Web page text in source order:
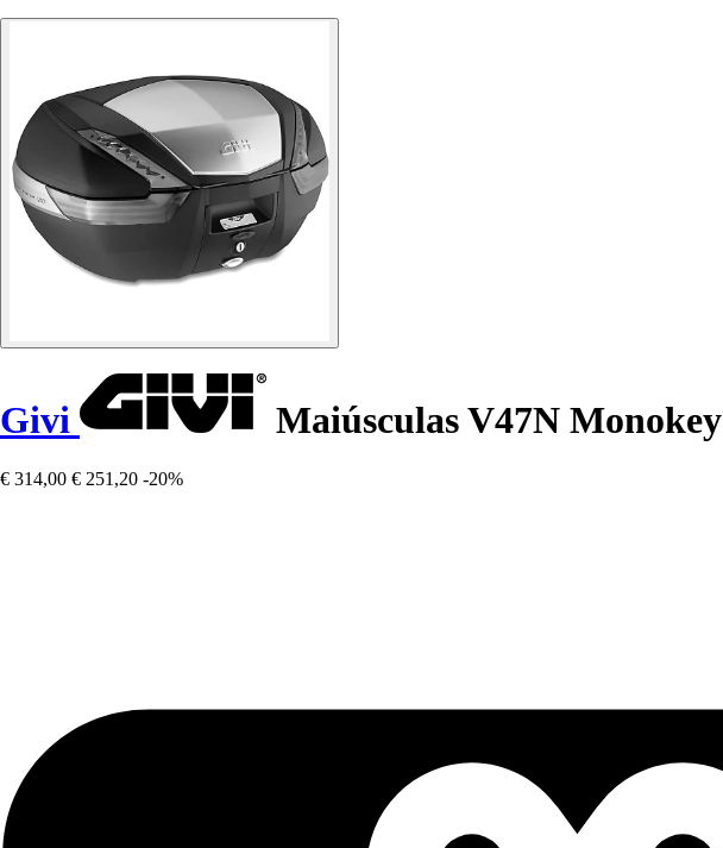
Givi Maiúsculas V47N Monokey
€ 314,00 € 251,20 -20%